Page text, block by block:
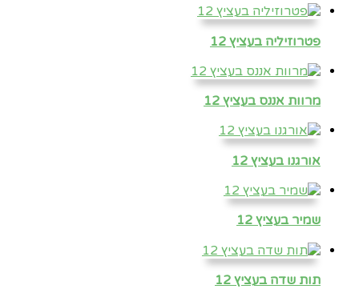
פטרוזיליה בעציץ 12
מרוות אננס בעציץ 12
אורגנו בעציץ 12
שמיר בעציץ 12
תות שדה בעציץ 12